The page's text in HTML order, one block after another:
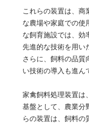
これらの装置は、商
な農場や家庭での使
な飼育施設では、効
先進的な技術を用い
さらに、飼料の品質
い技術の導入も進ん
家禽飼料処理装置は
基盤として、農業分
らの装置は、飼料の